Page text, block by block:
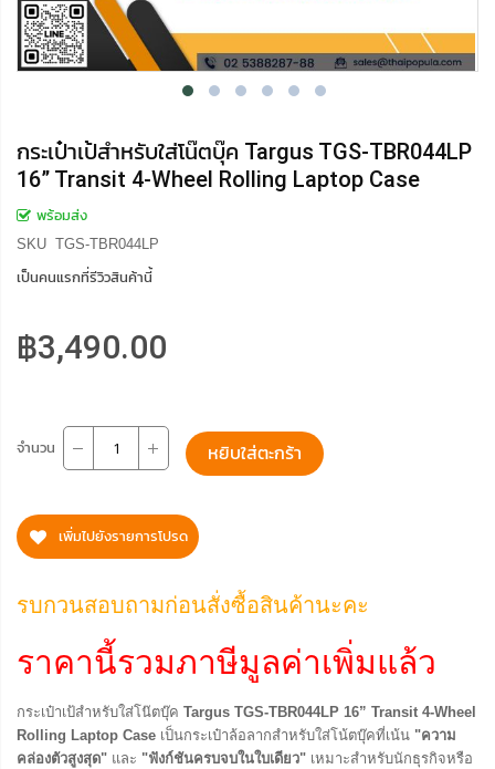
กระเป๋าเป้สำหรับใส่โน๊ตบุ๊ค Targus TGS-TBR044LP
16” Transit 4-Wheel Rolling Laptop Case
พร้อมส่ง
SKU TGS-TBR044LP
เป็นคนแรกที่รีวิวสินค้านี้
฿3,490.00
จำนวน หยิบใส่ตะกร้า
เพิ่มไปยังรายการโปรด
รบกวนสอบถามก่อนสั่งซื้อสินค้านะคะ
ราคานี้รวมภาษีมูลค่าเพิ่มแล้ว
กระเป๋าเป้สำหรับใส่โน๊ตบุ๊ค Targus TGS-TBR044LP 16” Transit 4-Wheel
Rolling Laptop Case เป็นกระเป๋าล้อลากสำหรับใส่โน้ตบุ๊คที่เน้น "ความ
คล่องตัวสูงสุด" และ "ฟังก์ชันครบจบในใบเดียว" เหมาะสำหรับนักธุรกิจหรือ